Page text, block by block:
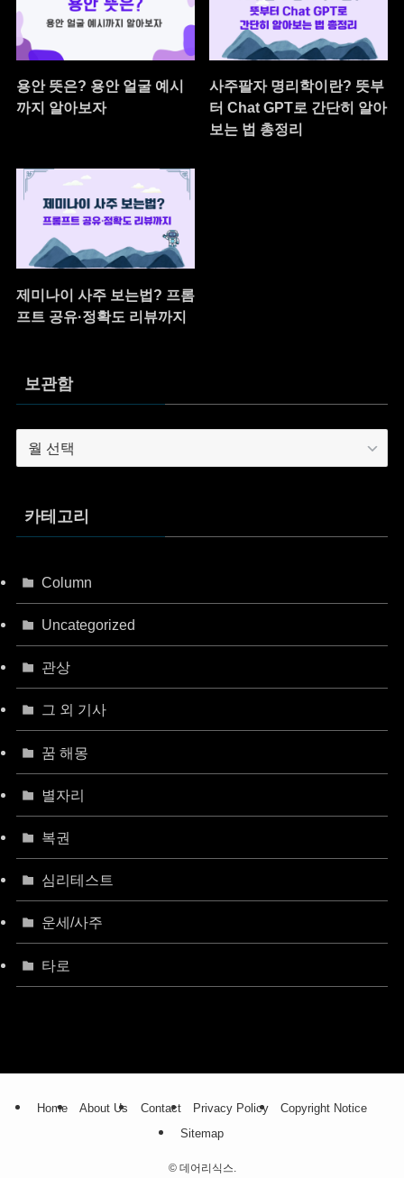
용안 뜻은? 용안 얼굴 예시
까지 알아보자
사주팔자 명리학이란? 뜻부
터 Chat GPT로 간단히 알아
보는 법 총정리
제미나이 사주 보는법? 프롬
프트 공유·정확도 리뷰까지
보관함
관
카테고리
Column
Uncategorized
관상
그 외 기사
꿈 해몽
별자리
복권
심리테스트
운세/사주
타로
Home About Us Contact Privacy Policy
Copyright Notice
Sitemap
©데어리식스.